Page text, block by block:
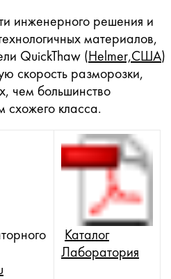
инженерного решения и
материалов,
QuickThaw (Helmer,США)
скорость разморозки,
чем большинство
схожего класса.
Каталог
Лаборатория